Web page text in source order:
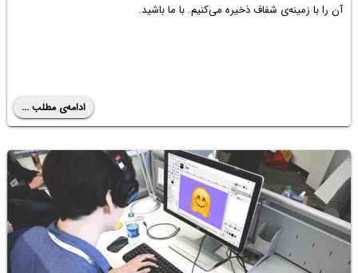
آن را با زمینه‌ی شفاف ذخیره می‌کنیم. با ما باشید.
ادامه‌ی مطلب ...